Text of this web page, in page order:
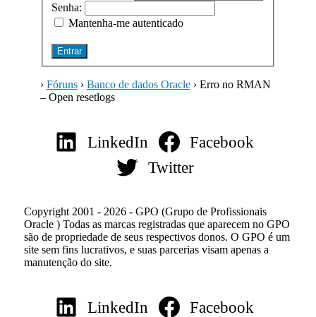
Senha:
Mantenha-me autenticado
Entrar
› Fóruns › Banco de dados Oracle › Erro no RMAN
– Open resetlogs
LinkedIn
Facebook
Twitter
Copyright 2001 - 2026 - GPO (Grupo de Profissionais
Oracle ) Todas as marcas registradas que aparecem no GPO
são de propriedade de seus respectivos donos. O GPO é um
site sem fins lucrativos, e suas parcerias visam apenas a
manutenção do site.
LinkedIn Facebook